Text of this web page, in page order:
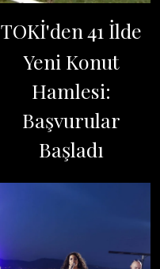
TOKİ'den 41 İlde
Yeni Konut
Hamlesi:
Başvurular
Başladı